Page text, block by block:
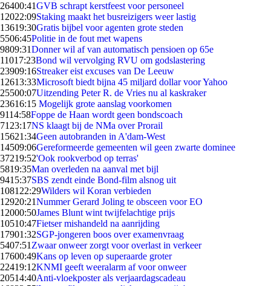
26400:41GVB schrapt kerstfeest voor personeel
12022:09Staking maakt het busreizigers weer lastig
13619:30Gratis bijbel voor agenten grote steden
5506:45Politie in de fout met wapens
9809:31Donner wil af van automatisch pensioen op 65e
11017:23Bond wil vervolging RVU om godslastering
23909:16Streaker eist excuses van De Leeuw
12613:33Microsoft biedt bijna 45 miljard dollar voor Yahoo
25500:07Uitzending Peter R. de Vries nu al kaskraker
23616:15 Mogelijk grote aanslag voorkomen
9114:58Foppe de Haan wordt geen bondscoach
71 23:17NS klaagt bij de NMa over Prorail
15621:34Geen autobranden in A'dam-West
14509:06Gereformeerde gemeenten wil geen zwarte dominee
37219:52'Ook rookverbod op terras'
5819:35Man overleden na aanval met bijl
9415:37SBS zendt einde Bond-film alsnog uit
1081 22:29Wilders wil Koran verbieden
12920:21Nummer Gerard Joling te obsceen voor EO
12000:50James Blunt wint twijfelachtige prijs
10510:47Fietser mishandeld na aanrijding
17901:32SGP-jongeren boos over examenvraag
5407:51 Zwaar onweer zorgt voor overlast in verkeer
17600:49Kans op leven op superaarde groter
22419:12KNMI geeft weeralarm af voor onweer
20514:40Anti-vloekposter als verjaardagscadeau